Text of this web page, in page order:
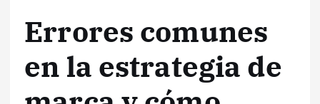
Errores comunes
en la estrategia de